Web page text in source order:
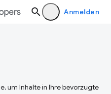
Anmelden
um Inhalte in Ihre bevorzugte